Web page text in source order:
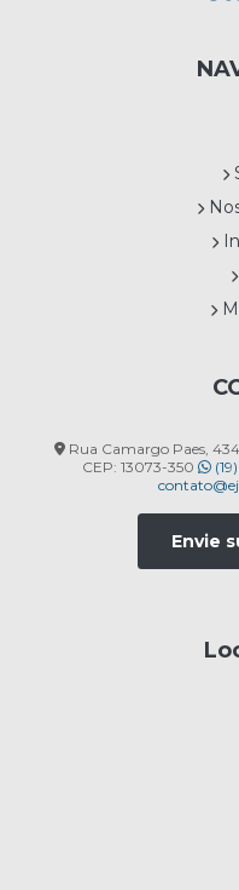
Rua Camargo Paes,
CEP: 13073-350
Envie